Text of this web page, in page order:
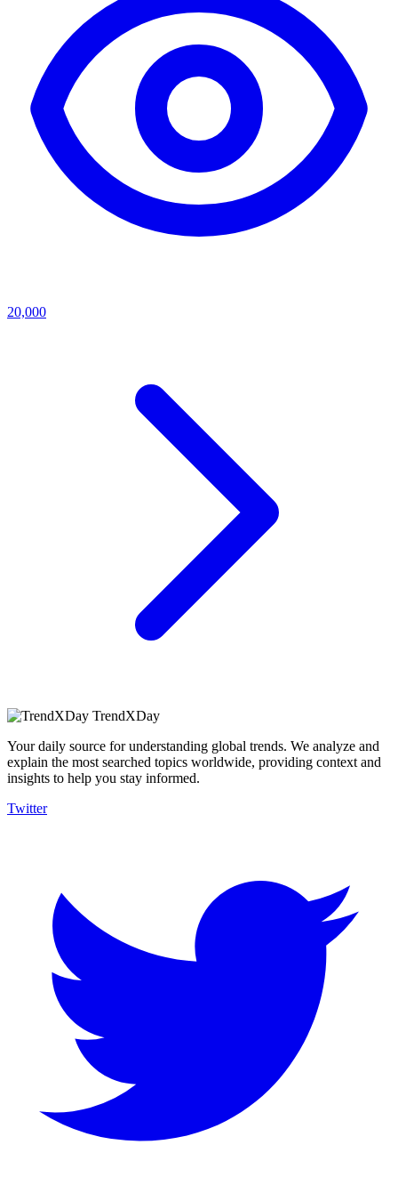
20,000
TrendXDay
Your daily source for understanding global trends. We analyze and
explain the most searched topics worldwide, providing context and
insights to help you stay informed.
Twitter